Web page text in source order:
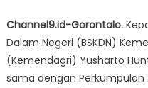
Channel9.id-Gorontalo.
Dalam Negeri (BSKDN)
(Kemendagri) Yusharto
sama dengan Perkumpulan